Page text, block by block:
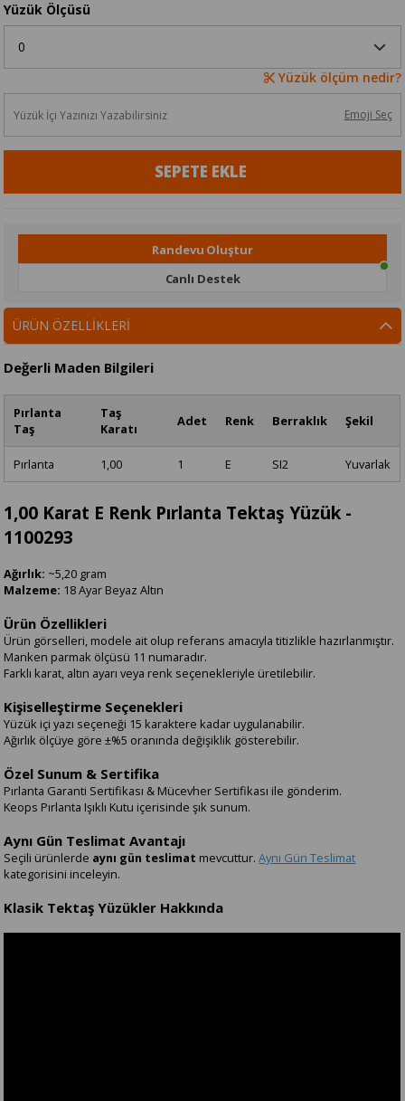
Yüzük Ölçüsü
Yüzük ölçüm nedir?
Emoji Seç
Randevu Oluştur
Canlı Destek
ÜRÜN ÖZELLIKLERI
Değerli Maden Bilgileri
Pırlanta
Taş
Taş
Karatı
Adet Renk Berraklık Şekil
Pırlanta 1,00 1 E SI2 Yuvarlak
1,00 Karat E Renk Pırlanta Tektaş Yüzük -
1100293
Ağırlık: ~5,20 gram
Malzeme: 18 Ayar Beyaz Altın
Ürün Özellikleri
Ürün görselleri, modele ait olup referans amacıyla titizlikle hazırlanmıştır.
Manken parmak ölçüsü 11 numaradır.
Farklı karat, altın ayarı veya renk seçenekleriyle üretilebilir.
Kişiselleştirme Seçenekleri
Yüzük içi yazı seçeneği 15 karaktere kadar uygulanabilir.
Ağırlık ölçüye göre ±%5 oranında değişiklik gösterebilir.
Özel Sunum & Sertifika
Pırlanta Garanti Sertifikası & Mücevher Sertifikası ile gönderim.
Keops Pırlanta Işıklı Kutu içerisinde şık sunum.
Aynı Gün Teslimat Avantajı
Seçili ürünlerde aynı gün teslimat mevcuttur.Aynı Gün Teslimat
kategorisini inceleyin.
Klasik Tektaş Yüzükler Hakkında